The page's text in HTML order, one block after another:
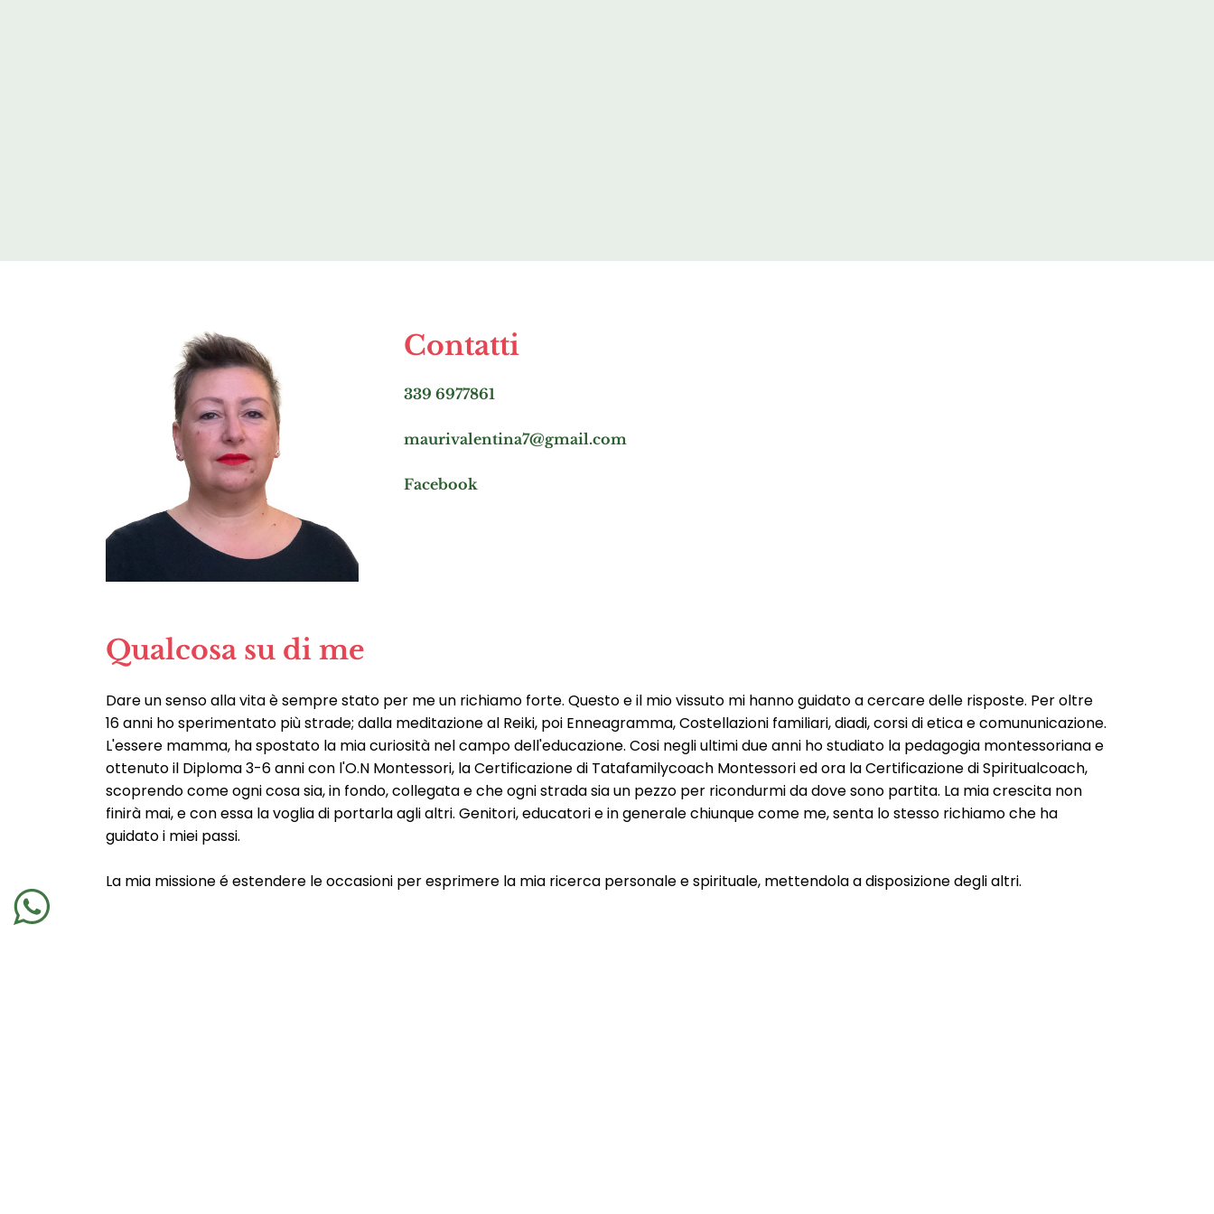
Contatti
339 6977861
maurivalentina7@gmail.com
Facebook
Qualcosa su di me
Dare un senso alla vita è sempre stato per me un richiamo forte. Questo e il mio vissuto mi hanno guidato a cercare delle risposte. Per oltre
16 anni ho sperimentato più strade; dalla meditazione al Reiki, poi Enneagramma, Costellazioni familiari, diadi, corsi di etica e comununicazione.
L'essere mamma, ha spostato la mia curiosità nel campo dell'educazione. Cosi negli ultimi due anni ho studiato la pedagogia montessoriana e
ottenuto il Diploma 3-6 anni con l'O.N Montessori, la Certificazione di Tatafamilycoach Montessori ed ora la Certificazione di Spiritualcoach,
scoprendo come ogni cosa sia, in fondo, collegata e che ogni strada sia un pezzo per ricondurmi da dove sono partita. La mia crescita non
finirà mai, e con essa la voglia di portarla agli altri. Genitori, educatori e in generale chiunque come me, senta lo stesso richiamo che ha
guidato i miei passi.
La mia missione é estendere le occasioni per esprimere la mia ricerca personale e spirituale, mettendola a disposizione degli altri.